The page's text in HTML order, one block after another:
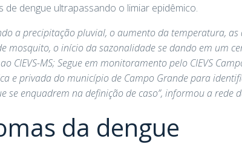
de dengue ultrapassando o limiar epidêmico.
a precipitação pluvial, o aumento da temperatura,
mosquito, o início da sazonalidade se dando em um
CIEVS-MS; Segue em monitoramento pelo CIEVS
e privada do município de Campo Grande para
se enquadrem na definição de caso”, informou a rede
da dengue